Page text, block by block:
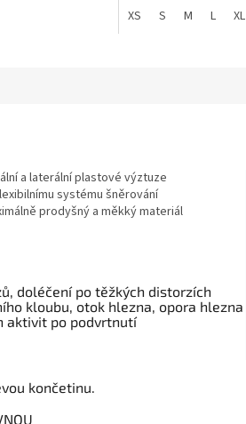
XS S M L XL
a laterální plastové výztuze
systému šněrování
prodyšný a měkký materiál
doléčení po těžkých distorzích
kloubu, otok hlezna, opora hlezna
aktivit po podvrtnutí
končetinu.